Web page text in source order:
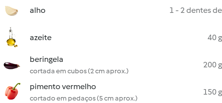
alho 1 - 2 dentes de
azeite 40 g
beringela
cortada em cubos (2 cm aprox.)
200 g
pimento vermelho
cortado em pedaços (5 cm aprox.)
150 g